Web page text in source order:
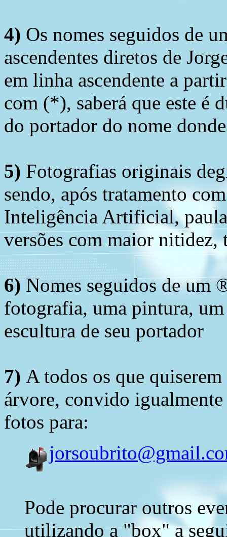
4) Os nomes seguidos de
ascendentes diretos de
em linha ascendente a
com (*), saberá que este é
do portador do nome
5) Fotografias originais
sendo, após tratamento
Inteligência Artificial,
versões com maior nitidez,
6) Nomes seguidos de um
fotografia, uma pintura,
escultura de seu portador
7) A todos os que
árvore, convido
fotos para:
Pode procurar outros
utilizando a "box" a